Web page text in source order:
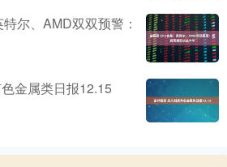
尔、AMD双双预警：
金属类日报12.15